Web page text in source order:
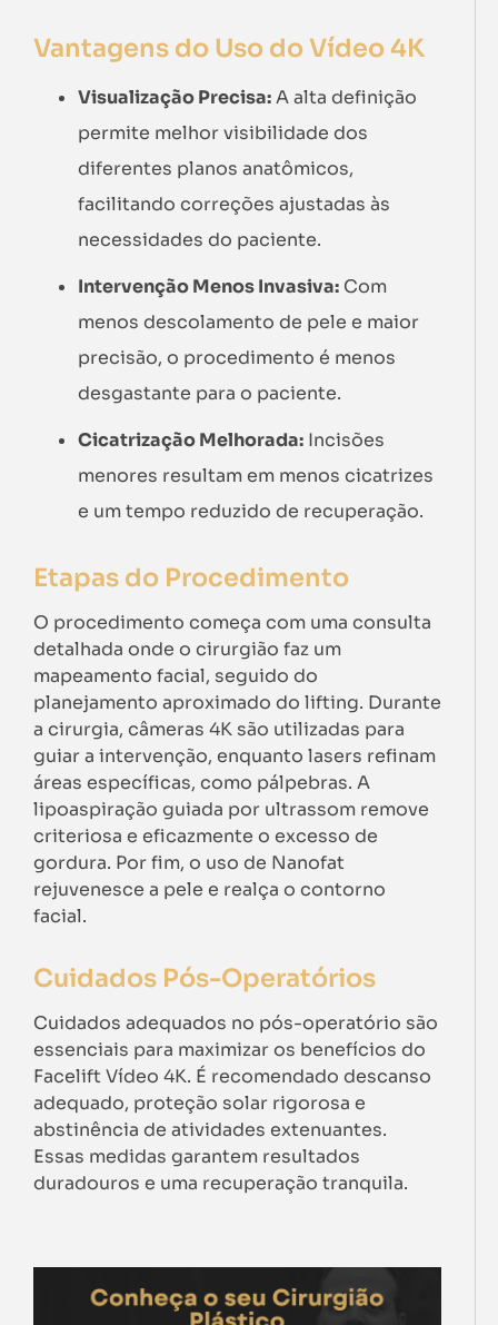
Vantagens do Uso do Vídeo 4K
Visualização Precisa:A alta definição
permite melhor visibilidade dos
diferentes planos anatômicos,
facilitando correções ajustadas às
necessidades do paciente.
Intervenção Menos Invasiva: Com
menos descolamento de pele e maior
precisão, o procedimento é menos
desgastante para o paciente.
Cicatrização Melhorada: Incisões
menores resultam em menos cicatrizes
e um tempo reduzido de recuperação.
Etapas do Procedimento
O procedimento começa com uma consulta
detalhada onde o cirurgião faz um
mapeamento facial, seguido do
planejamento aproximado do lifting. Durante
a cirurgia, câmeras 4K são utilizadas para
guiar a intervenção, enquanto lasers refinam
áreas específicas, como pálpebras. A
lipoaspiração guiada por ultrassom remove
criteriosa e eficazmente o excesso de
gordura. Por fim, o uso de Nanofat
rejuvenesce a pele e realça o contorno
facial.
Cuidados Pós-Operatórios
Cuidados adequados no pós-operatório são
essenciais para maximizar os benefícios do
Facelift Vídeo 4K. É recomendado descanso
adequado, proteção solar rigorosa e
abstinência de atividades extenuantes.
Essas medidas garantem resultados
duradouros e uma recuperação tranquila.